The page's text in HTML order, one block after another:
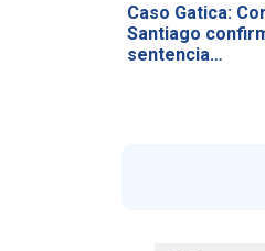
Caso Gatica:
Santiago
sentencia…